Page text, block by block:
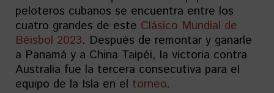
peloteros cubanos se encuentra entre los
cuatro grandes de este Clásico Mundial de
Béisbol 2023. Después de remontar y ganarle
a Panamá y a China Taipéi, la victoria contra
Australia fue la tercera consecutiva para el
equipo de la Isla en el torneo.